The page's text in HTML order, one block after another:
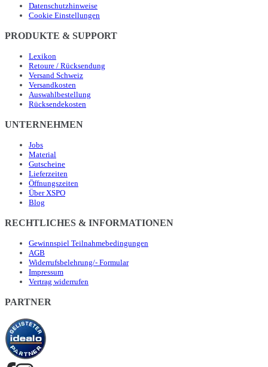
Datenschutzhinweise
Cookie Einstellungen
PRODUKTE & SUPPORT
Lexikon
Retoure / Rücksendung
Versand Schweiz
Versandkosten
Auswahlbestellung
Rücksendekosten
UNTERNEHMEN
Jobs
Material
Gutscheine
Lieferzeiten
Öffnungszeiten
Über XSPO
Blog
RECHTLICHES & INFORMATIONEN
Gewinnspiel Teilnahmebedingungen
AGB
Widerrufsbelehrung/- Formular
Impressum
Vertrag widerrufen
PARTNER